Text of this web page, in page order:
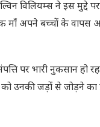
विलियम्स ने इस
अपने बच्चों के वापस
पर भारी नुकसान हो
उनकी जड़ों से जोड़ने का